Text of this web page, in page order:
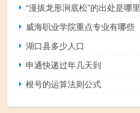
“漫拔龙形涧底松”的出处是哪里
威海职业学院重点专业有哪些
湖口县多少人口
申通快递过年几天到
根号的运算法则公式